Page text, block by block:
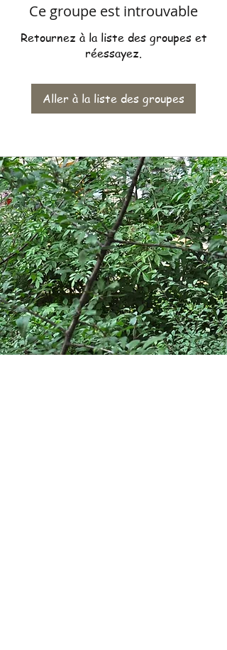
Ce groupe est introuvable
Retournez à la liste des groupes et
réessayez.
Aller à la liste des groupes